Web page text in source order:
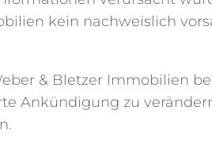
kein nachweislich
& Bletzer Immobilien
Ankündigung zu